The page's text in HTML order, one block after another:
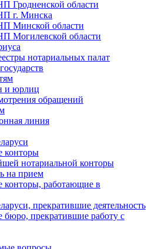
Гродненской области
г. Минска
Минской области
Могилевской области
нотариальных палат
и юрлиц
обращений
линия
конторы
нотариальной конторы
на прием
конторы, работающие в
прекратившие деятельность
бюро, прекратившие работу с